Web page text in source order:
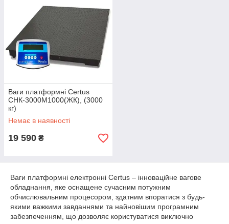
Ваги платформні Certus
СНК-3000М1000(ЖК), (3000
кг)
Немає в наявності
19 590 ₴
Ваги платформні електронні Certus – інноваційне вагове
обладнання, яке оснащене сучасним потужним
обчислювальним процесором, здатним впоратися з будь-
якими важкими завданнями та найновішим програмним
забезпеченням, що дозволяє користуватися виключно